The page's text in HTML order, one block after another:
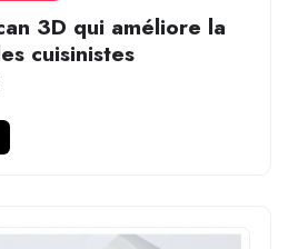
3D qui améliore la
cuisinistes